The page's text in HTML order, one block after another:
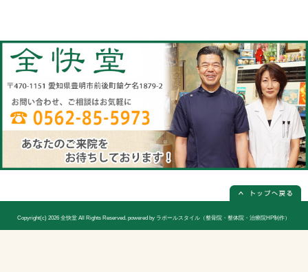
当院へのアクセス情報
全快堂
所在地
〒470-1151 愛知県豊明市前後町鎗ケ
電話番号
0562-85-5973(電話予約は必ず必要に
休診日
日曜日(隔週)お休み